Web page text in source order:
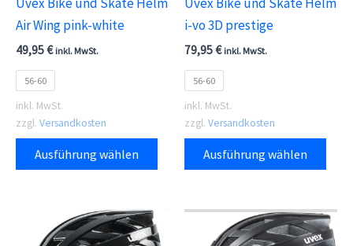
gewählt
werden
Air Wing pink-white
49,95€ inkl. MwSt.
56-60
inkl. MwSt.
zzgl. Versandkosten
Ausführung wählen
Dieses
Produkt
mehrere
Varianten
i-vo 3D prestige
79,95€ inkl. MwSt.
56-60
inkl. MwSt.
zzgl. Versandkosten
Ausführung wählen